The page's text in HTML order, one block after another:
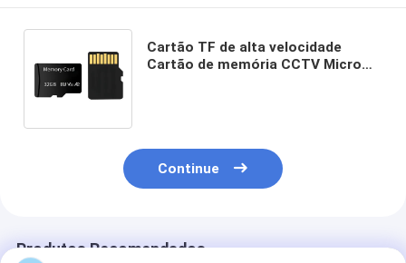
Cartão TF de alta velocidade
Cartão de memória CCTV Micro
Continue
Produtos Recomendados